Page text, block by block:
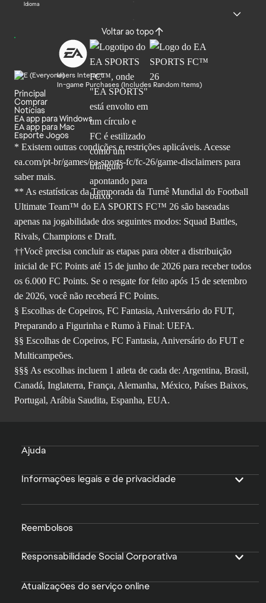
Idioma
Voltar ao topo
Users Interact
In-game Purchases (Includes Random Items)
Principal
Comprar
Notícias
EA app para Windows
EA app para Mac
Esporte Jogos
* Existem outras condições e restrições aplicáveis. Acesse
ea.com/pt-br/games/ea-sports-fc/fc-26/game-disclaimers para
saber mais.
** As estatísticas da Temporada da Turnê Mundial do Football
Ultimate Team™ do EA SPORTS FC™ 26 são baseadas
apenas na jogabilidade dos seguintes modos: Squad Battles,
Rivals, Champions e Draft.
††Você precisa concluir as etapas para obter a distribuição
inicial de FC Points até 15 de junho de 2026 para receber todos
os 6.000 FC Points. Se o resgate for feito após 15 de setembro
de 2026, você não receberá FC Points.
§ Escolhas de Copeiros, FC Fantasia, Aniversário do FUT,
Preparando a Figurinha e Rumo à Final: UEFA.
§§ Escolhas de Copeiros, FC Fantasia, Aniversário do FUT e
Multicampeões.
§§§ As escolhas incluem 1 atleta de cada de: Argentina, Brasil,
Canadá, Inglaterra, França, Alemanha, México, Países Baixos,
Portugal, Arábia Saudita, Espanha, EUA.
Ajuda
Informações legais e de privacidade
Reembolsos
Responsabilidade Social Corporativa
Atualizações do serviço online